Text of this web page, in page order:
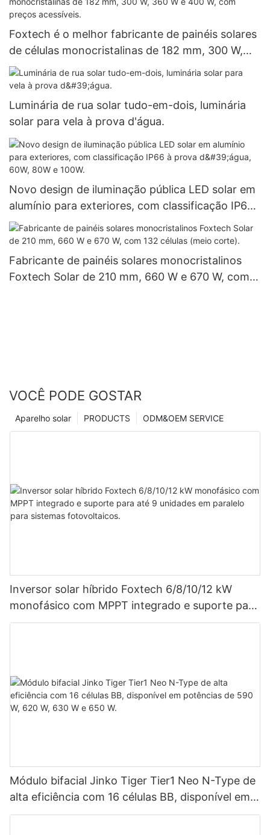
Foxtech é o melhor fabricante de painéis solares
de células monocristalinas de 182 mm, 300 W,
360 W e 400 W, com preços acessíveis.
Luminária de rua solar tudo-em-dois, luminária
solar para vela à prova d'água.
Novo design de iluminação pública LED solar em
alumínio para exteriores, com classificação IP66
à prova d'água, 60W, 80W e 100W.
Fabricante de painéis solares monocristalinos
Foxtech Solar de 210 mm, 660 W e 670 W, com
VOCÊ PODE GOSTAR
ODM&OEM SERVICE
PRODUCTS
Aparelho solar
Inversor solar híbrido Foxtech 6/8/10/12 kW
monofásico com MPPT integrado e suporte para
até 9 unidades em paralelo para sistemas
Módulo bifacial Jinko Tiger Tier1 Neo N-Type de
alta eficiência com 16 células BB, disponível em
potências de 590 W, 620 W, 630 W e 650 W.